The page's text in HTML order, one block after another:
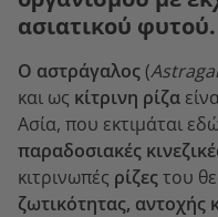
ασιατικού φυτού.
Ο αστράγαλος (
και ως κίτρινη ρίζα
Ασία, που εκτιμάται
παραδοσιακές
κιτρινωπές ρίζες του
ζωτικότητας, αντοχής